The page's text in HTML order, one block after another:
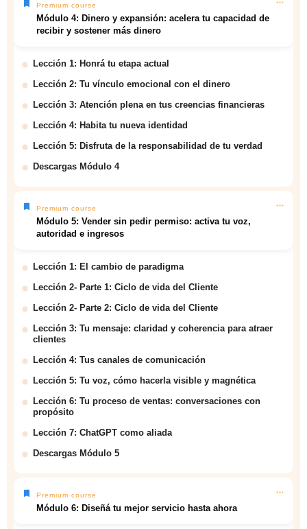
Premium course
Módulo 4: Dinero y expansión: acelera tu capacidad de
recibir y sostener más dinero
Lección 1: Honrá tu etapa actual
Lección 2: Tu vínculo emocional con el dinero
Lección 3: Atención plena en tus creencias financieras
Lección 4: Habita tu nueva identidad
Lección 5: Disfruta de la responsabilidad de tu verdad
Descargas Módulo 4
Premium course
Módulo 5: Vender sin pedir permiso: activa tu voz,
autoridad e ingresos
Lección 1: El cambio de paradigma
Lección 2- Parte 1: Ciclo de vida del Cliente
Lección 2- Parte 2: Ciclo de vida del Cliente
Lección 3: Tu mensaje: claridad y coherencia para atraer
clientes
Lección 4: Tus canales de comunicación
Lección 5: Tu voz, cómo hacerla visible y magnética
Lección 6: Tu proceso de ventas: conversaciones con
propósito
Lección 7: ChatGPT como aliada
Descargas Módulo 5
Premium course
Módulo 6: Diseñá tu mejor servicio hasta ahora